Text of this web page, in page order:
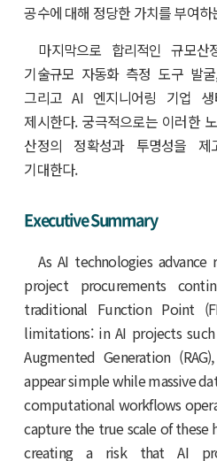
공수에 대해 정당한 가치를 부여
마지막으로 합리적인 규모
기술규모 자동화 측정 도구 발
그리고 AI 엔지니어링 기업 생
제시한다. 궁극적으로는 이러한
산정의 정확성과 투명성을
기대한다.
Executive Summary
As AI technologies
project procurements
traditional Function Point
limitations: in AI projects
Augmented Generation
appear simple while massive
computational workflows
capture the true scale of these
creating a risk that AI